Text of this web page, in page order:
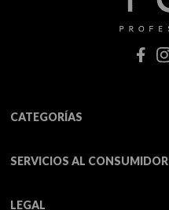
CATEGORÍAS
SERVICIOS AL CONSUMIDOR
LEGAL